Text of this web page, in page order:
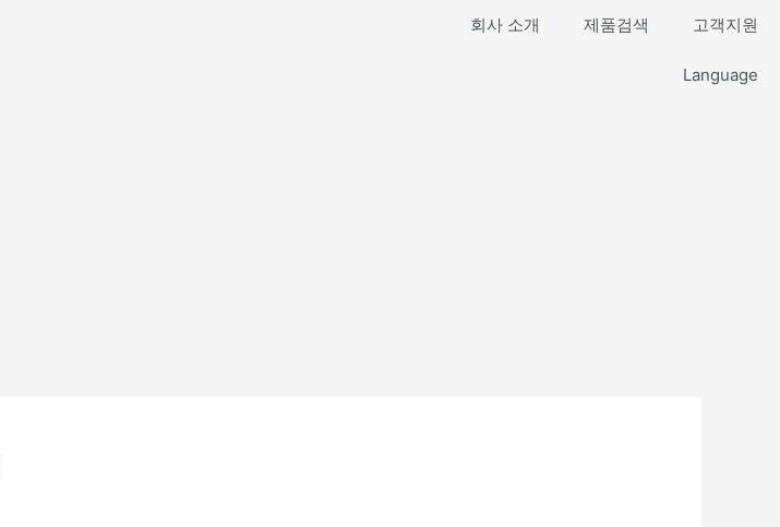
회사 소개 제품검색 고객지원
Language